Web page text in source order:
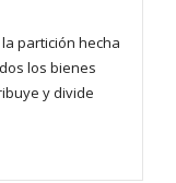
la partición hecha
los bienes
y divide